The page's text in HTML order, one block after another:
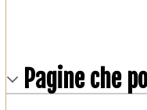
Pagine che